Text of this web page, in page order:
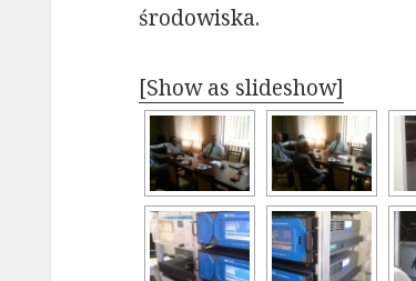
środowiska.
[Show as slideshow]